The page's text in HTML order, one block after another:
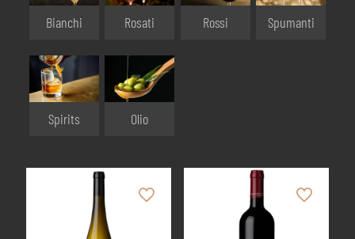
Bianchi Rosati Rossi Spumanti
Spirits Olio